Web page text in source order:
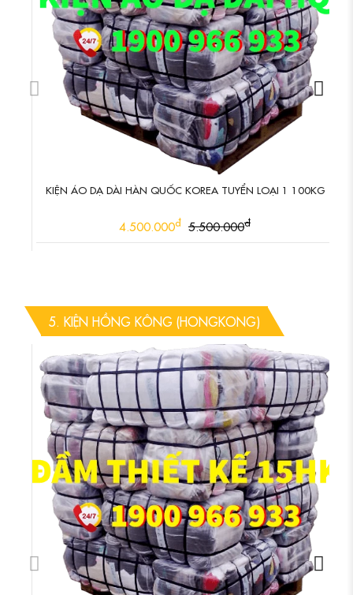
KIỆN ÁO DẠ DÀI HÀN QUỐC KOREA TUYỂN LOẠI 1 100KG
4.500.000đ 5.500.000đ
5. KIỆN HỒNG KÔNG (HONGKONG)